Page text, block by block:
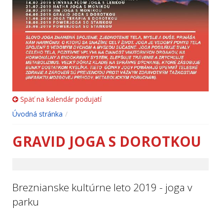
Späť na kalendár podujatí
Úvodná stránka
GRAVID JOGA S DOROTKOU
Breznianske kultúrne leto 2019 - joga v
parku